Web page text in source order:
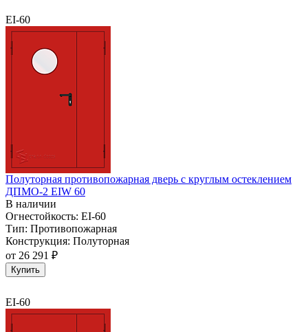
EI-60
Полуторная противопожарная дверь с круглым остеклением
ДПМО-2 EIW 60
В наличии
Огнестойкость: EI-60
Тип: Противопожарная
Конструкция: Полуторная
от 26 291 ₽
Купить
EI-60